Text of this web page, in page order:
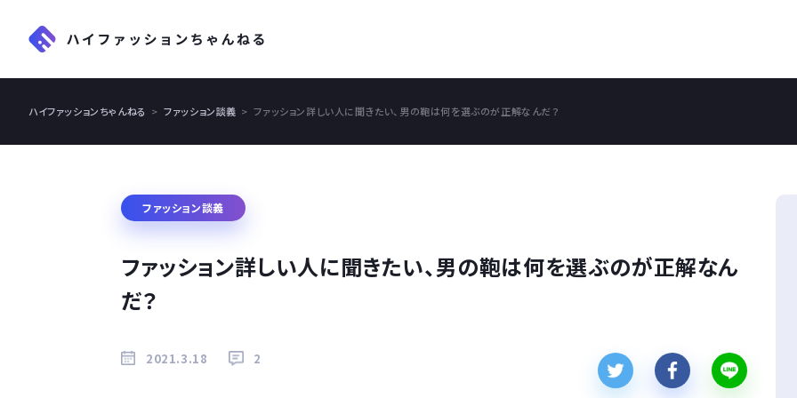
ハイファッションちゃんねる ファッション談義 ファッション詳しい人に聞きたい、男の鞄は何を選ぶのが正解なんだ？
ファッション談義
ファッション詳しい人に聞きたい、男の鞄は何を選ぶのが正解なん
だ？
2021.3.18 2